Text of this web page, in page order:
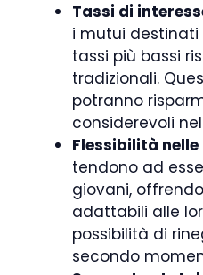
Tassi di
i mutui
tassi più bassi
tradizionali.
potranno
considerevoli
Flessibilità
tendono ad
giovani,
adattabili alle
possibilità di
secondo